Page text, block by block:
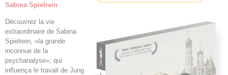
Sabina Spielrein
Découvrez la vie
extraordinaire de Sabina
Spielrein, «la grande
inconnue de la
psychanalyse», qui
influença le travail de Jung